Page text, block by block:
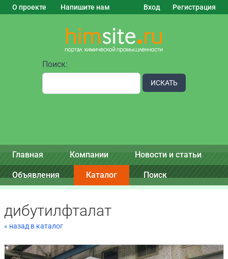
О проекте Напишите нам Вход Регистрация
Поиск:
ИСКАТЬ
Главная Компании Новости и статьи
Объявления Каталог Поиск
дибутилфталат
« назад в каталог